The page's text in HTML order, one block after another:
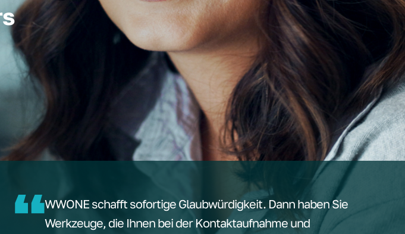
WWONE schafft sofortige Glaubwürdigkeit. Dann haben Sie
Werkzeuge, die Ihnen bei der Kontaktaufnahme und